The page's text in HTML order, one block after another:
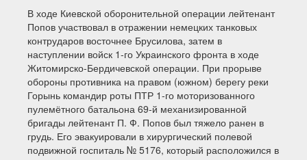
В ходе Киевской оборонительной операции лейтенант
Попов участвовал в отражении немецких танковых
контрударов восточнее Брусилова, затем в
наступлении войск 1-го Украинского фронта в ходе
Житомирско-Бердичевской операции. При прорыве
обороны противника на правом (южном) берегу реки
Горынь командир роты ПТР 1-го моторизованного
пулемётного батальона 69-й механизированной
бригады лейтенант П. Ф. Попов был тяжело ранен в
грудь. Его эвакуировали в хирургический полевой
подвижной госпиталь № 5176, который расположился в